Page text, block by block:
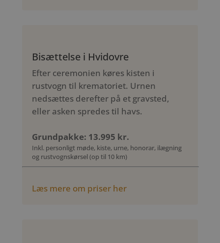
Bisættelse i Hvidovre
Efter ceremonien køres kisten i
rustvogn til krematoriet. Urnen
nedsættes derefter på et gravsted,
eller asken spredes til havs.
Grundpakke: 13.995 kr.
Inkl. personligt møde, kiste, urne, honorar, ilægning
og rustvognskørsel (op til 10 km)
Læs mere om priser her